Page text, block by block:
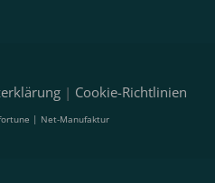
| Cookie-Richtlinien
| Net-Manufaktur